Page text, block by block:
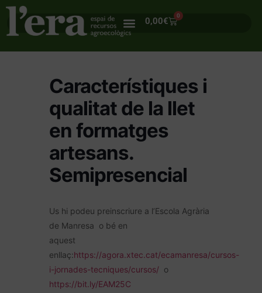
0,00€
0
Característiques i
qualitat de la llet
en formatges
artesans.
Semipresencial
Us hi podeu preinscriure a l’Escola Agrària
de Manresa o bé en
aquest
enllaç:https://agora.xtec.cat/ecamanresa/cursos-
i-jornades-tecniques/cursos/ o
https://bit.ly/EAM25C